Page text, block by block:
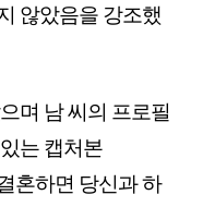
않았음을 강조했
며 남 씨의 프로필
는 캡처본
혼하면 당신과 하